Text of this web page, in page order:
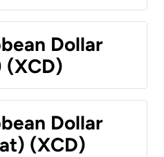
Dollar
(XCD)
Dollar
(XCD)